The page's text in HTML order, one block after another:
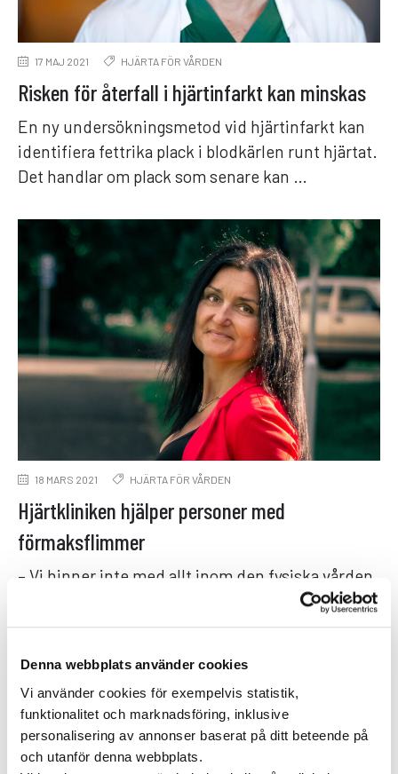
Denna webbplats använder cookies
Vi använder cookies för exempelvis statistik,
funktionalitet och marknadsföring, inklusive
personalisering av annonser baserat på ditt beteende på
och utanför denna webbplats.
17 MAJ 2021 HJÄRTA FÖR VÅRDEN
Risken för återfall i hjärtinfarkt kan minskas
En ny undersökningsmetod vid hjärtinfarkt kan
identifiera fettrika plack i blodkärlen runt hjärtat.
Det handlar om plack som senare kan …
18 MARS 2021 HJÄRTA FÖR VÅRDEN
Hjärtkliniken hjälper personer med
förmaksflimmer
– Vi hinner inte med allt inom den fysiska vården,
därför avlastar och kompletterar vi den genom
digitala vårdmöten. Förmaksflimmer, …